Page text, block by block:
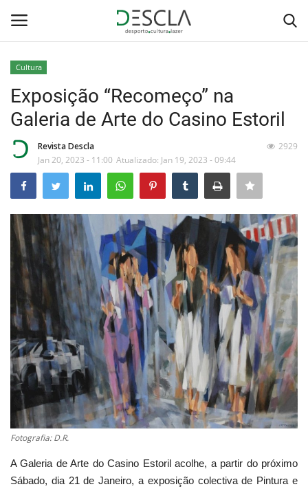
Home
...by Descla
Desporto
Contactos
Sobre Nós
Educação
Estatuto Editorial
Saúde
Ficha técnica
Cultura
Lazer
Cultura
Exposição “Recomeço” na
Galeria de Arte do Casino Estoril
Revista Descla
Jan 20, 2023 - 11:00 Atualizado: Jan 19, 2023 - 09:44
2929
Fotografia: D.R.
A Galeria de Arte do Casino Estoril acolhe, a partir do próximo
Sábado, dia 21 de Janeiro, a exposição colectiva de Pintura e